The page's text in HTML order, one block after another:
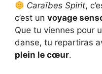
Caraïbes Spirit,
c’est un voyage
Que tu viennes pour
danse, tu repartiras
plein le cœur.